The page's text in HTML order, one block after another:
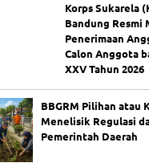
Korps Sukarela
Bandung Resmi
Penerimaan
Calon Anggota
XXV Tahun 2026
BBGRM Pilihan atau
Menelisik Regulasi
Pemerintah Daerah